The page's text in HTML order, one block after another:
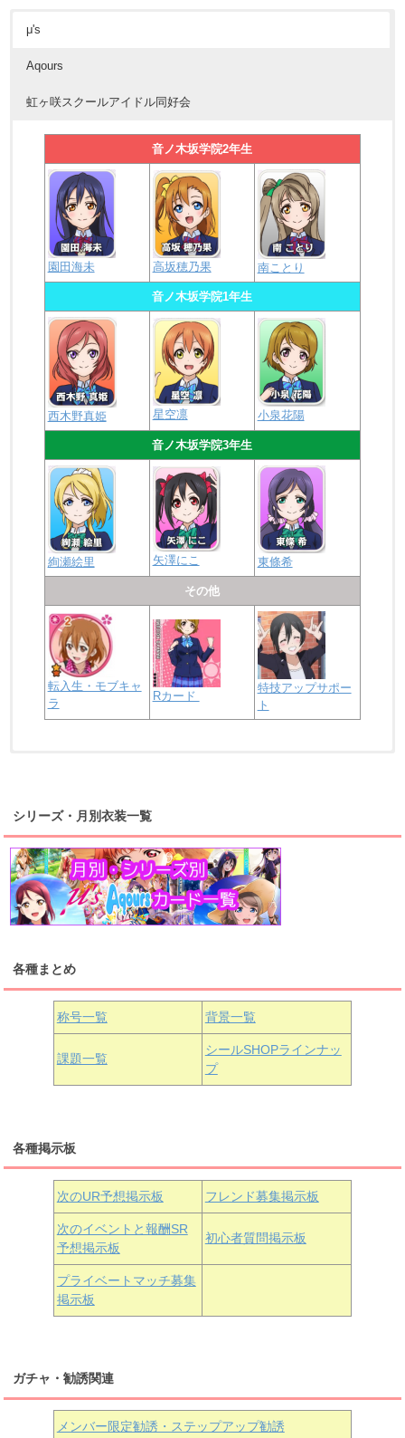
μ's
Aqours
虹ヶ咲スクールアイドル同好会
音ノ木坂学院2年生
園田海未 高坂穂乃果 南ことり
音ノ木坂学院1年生
西木野真姫 星空凛 小泉花陽
音ノ木坂学院3年生
絢瀬絵里 矢澤にこ 東條希
その他
転入生・モブキャ
ラ
Rカード
特技アップサポー
ト
桜内梨子 高海千歌 渡辺曜
浦の星女学院1年生
津島善子 黒澤ルビィ
浦の星女学院3年生
黒澤ダイヤ
上原歩夢 宮下愛 優木せつ菜
虹ヶ咲学園1年生
中須かすみ 天王寺璃奈
朝香果林 近江彼方 エマ・ヴェルデ
シリーズ・月別衣装一覧
各種まとめ
称号一覧 背景一覧
課題一覧
シールSHOPラインナッ
プ
各種掲示板
次のUR予想掲示板 フレンド募集掲示板
次のイベントと報酬SR
予想掲示板
初心者質問掲示板
プライベートマッチ募集
掲示板
ガチャ・勧誘関連
メンバー限定勧誘・ステップアップ勧誘